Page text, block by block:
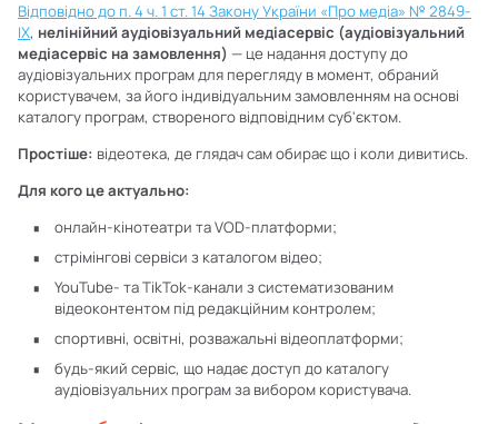
Відповідно до п. 4 ч. 1 ст. 14 Закону України «Про медіа» № 2849-
IX, нелінійний аудіовізуальний медіасервіс (аудіовізуальний
медіасервіс на замовлення) — це надання доступу до
аудіовізуальних програм для перегляду в момент, обраний
користувачем, за його індивідуальним замовленням на основі
каталогу програм, створеного відповідним суб'єктом.
Простіше: відеотека, де глядач сам обирає що і коли дивитись.
Для кого це актуально:
онлайн-кінотеатри та VOD-платформи;
стрімінгові сервіси з каталогом відео;
YouTube- та TikTok-канали з систематизованим
відеоконтентом під редакційним контролем;
спортивні, освітні, розважальні відеоплатформи;
будь-який сервіс, що надає доступ до каталогу
аудіовізуальних програм за вибором користувача.